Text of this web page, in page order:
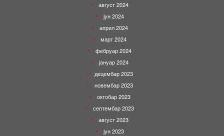
август 2024
јун 2024
април 2024
март 2024
фебруар 2024
јануар 2024
децембар 2023
новембар 2023
октобар 2023
септембар 2023
август 2023
јун 2023